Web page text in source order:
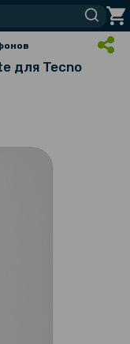
для Tecno